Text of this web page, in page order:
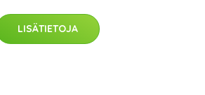
LISÄTIETOJA